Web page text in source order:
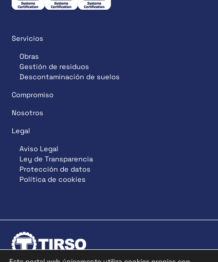
Servicios
Obras
Gestión de residuos
Descontaminación de suelos
Compromiso
Nosotros
Legal
Aviso Legal
Ley de Transparencia
Protección de datos
Política de cookies